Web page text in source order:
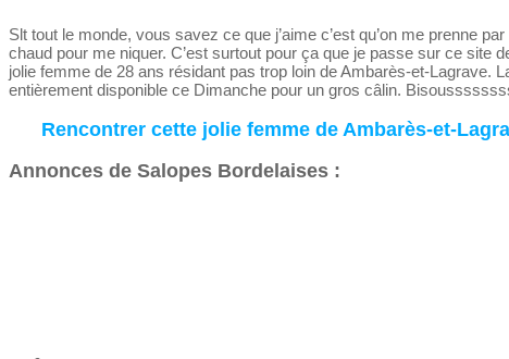
Slt tout le monde, vous savez ce que j’aime c’est qu’on me prenne
chaud pour me niquer. C’est surtout pour ça que je passe sur ce site
jolie femme de 28 ans résidant pas trop loin de Ambarès-et-Lagrave.
entièrement disponible ce Dimanche pour un gros câlin.
Rencontrer cette jolie femme de Ambarès-et-
Annonces de Salopes Bordelaises :